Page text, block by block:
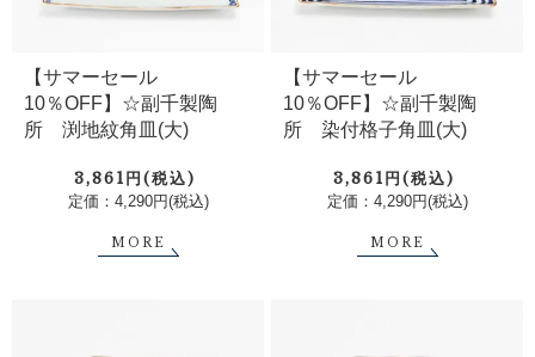
【サマーセール
10％OFF】☆副千製陶
所 渕地紋角皿(大)
3,861円(税込)
定価：4,290円(税込)
MORE
【サマーセール
10％OFF】☆副千製陶
所 染付格子角皿(大)
3,861円(税込)
定価：4,290円(税込)
MORE